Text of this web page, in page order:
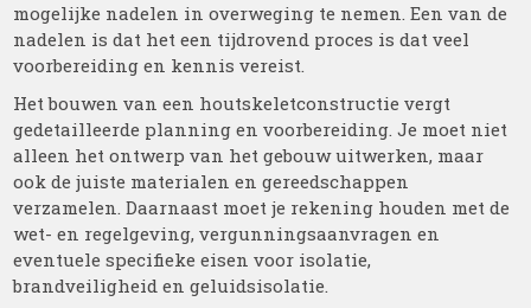
mogelijke nadelen in overweging te nemen. Een van de
nadelen is dat het een tijdrovend proces is dat veel
voorbereiding en kennis vereist.
Het bouwen van een houtskeletconstructie vergt
gedetailleerde planning en voorbereiding. Je moet niet
alleen het ontwerp van het gebouw uitwerken, maar
ook de juiste materialen en gereedschappen
verzamelen. Daarnaast moet je rekening houden met de
wet- en regelgeving, vergunningsaanvragen en
eventuele specifieke eisen voor isolatie,
brandveiligheid en geluidsisolatie.